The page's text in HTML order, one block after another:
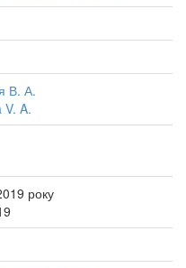
В. А.
V. A.
року